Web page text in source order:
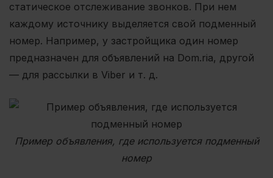
статическое отслеживание звонков. При нем
каждому источнику выделяется свой подменный
номер. Например, у застройщика один номер
предназначен для объявлений на Dom.ria, другой
— для рассылки в Viber и т. д.
Пример объявления, где используется подменный
номер